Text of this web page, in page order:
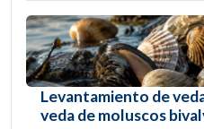
Levantamiento de
veda de moluscos